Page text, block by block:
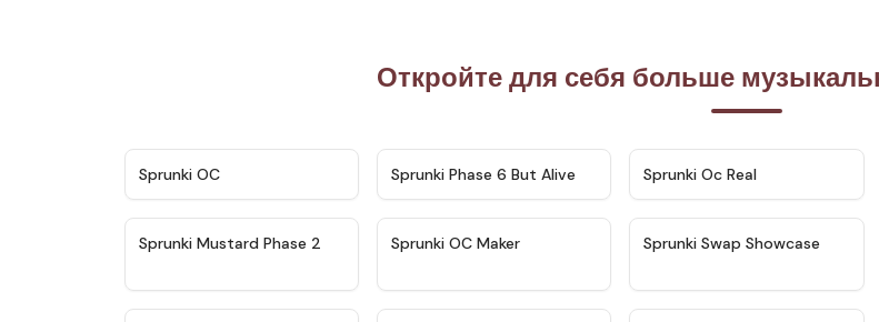
Откройте для себя больше
Sprunki OC ★ 4.9
Sprunki Phase 6 But Alive Sprunki Oc Real
★ 4.4
Sprunki Mustard Phase 2 Sprunki OC Maker ★ 4.6
Sprunki Swap Showcase